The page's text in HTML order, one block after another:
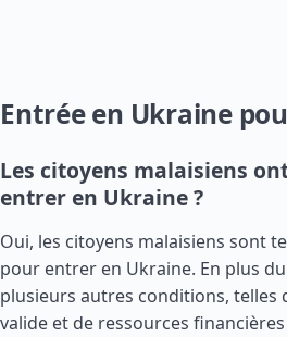
Entrée en Ukraine
Les citoyens malaisiens
entrer en Ukraine ?
Oui, les citoyens malaisiens sont
pour entrer en Ukraine. En plus
plusieurs autres conditions, telles
valide et de ressources